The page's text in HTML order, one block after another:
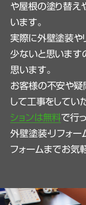
や屋根の塗り替え
います。
実際に外壁塗装や
少ないと思います
思います。
お客様の不安や疑
して工事をしていた
ションは無料で行
外壁塗装・リフォ
フォームまでお気